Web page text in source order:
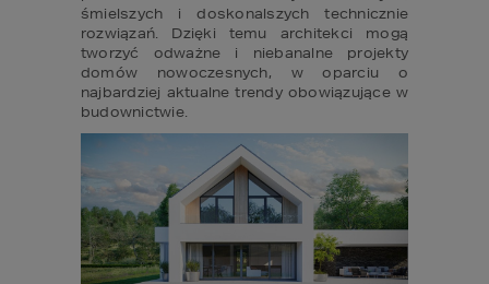
śmielszych i doskonalszych technicznie
rozwiązań. Dzięki temu architekci mogą
tworzyć odważne i niebanalne projekty
domów nowoczesnych, w oparciu o
najbardziej aktualne trendy obowiązujące w
budownictwie.